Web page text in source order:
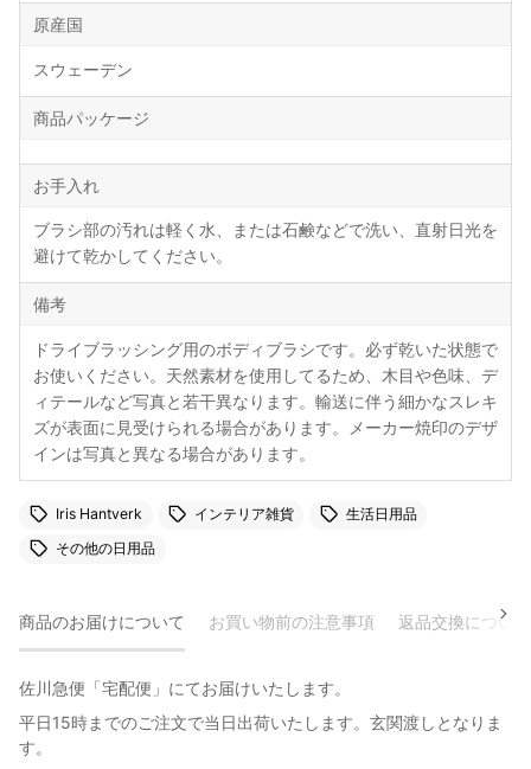
原産国
スウェーデン
商品パッケージ
お手入れ
ブラシ部の汚れは軽く水、または石鹸などで洗い、直射日光を
避けて乾かしてください。
備考
ドライブラッシング用のボディブラシです。必ず乾いた状態で
お使いください。天然素材を使用してるため、木目や色味、デ
ィテールなど写真と若干異なります。輸送に伴う細かなスレキ
ズが表面に見受けられる場合があります。メーカー焼印のデザ
インは写真と異なる場合があります。
Iris Hantverk インテリア雑貨
生活日用品
その他の日用品
商品のお届けについて お買い物前の注意事項 返品交換について
佐川急便「宅配便」にてお届けいたします。
平日15時までのご注文で当日出荷いたします。玄関渡しとなりま
す。